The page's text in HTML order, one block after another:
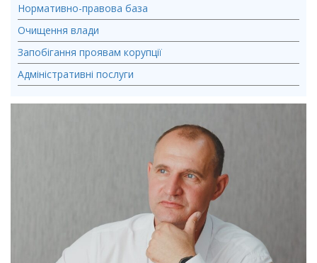
Нормативно-правова база
Очищення влади
Запобігання проявам корупції
Адміністративні послуги